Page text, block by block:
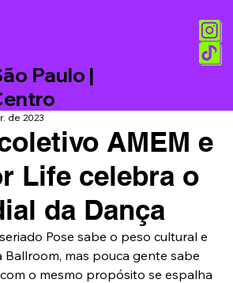
Paulo |
AMEM e
Life celebra o
da Dança
de 2023
Pose sabe o peso cultural e
mas pouca gente sabe
o mesmo propósito se espalha